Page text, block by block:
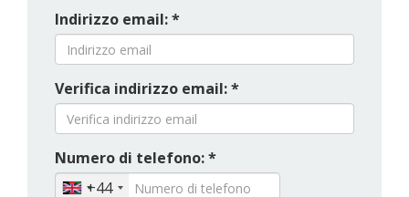
Indirizzo email: *
Verifica indirizzo email: *
Numero di telefono: *
+44